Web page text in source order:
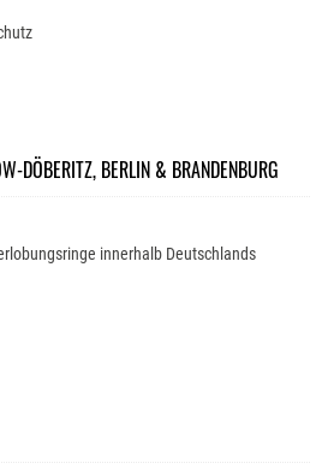
DÖBERITZ, BERLIN & BRANDENBURG
innerhalb Deutschlands